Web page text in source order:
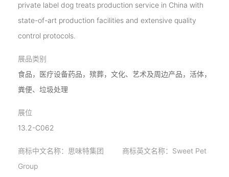
private label dog treats production service in China with
state-of-art production facilities and extensive quality
control protocols.
展品类别
食品，医疗设备药品，殡葬，文化、艺术及周边产品，活体，
粪便、垃圾处理
展位
13.2-C062
商标中文名称：思味特集团 商标英文名称：Sweet Pet
Group